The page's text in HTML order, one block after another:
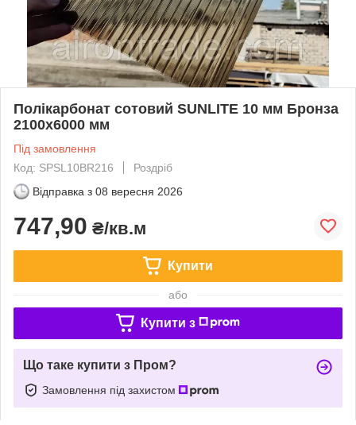
Полікарбонат сотовий SUNLITE 10 мм Бронза
2100x6000 мм
Під замовлення
Код: SPSL10BR216
Роздріб
Відправка з 08 вересня 2026
747,90 ₴/кв.м
Купити
або
Купити з
Що таке купити з Пром?
Замовлення під захистом